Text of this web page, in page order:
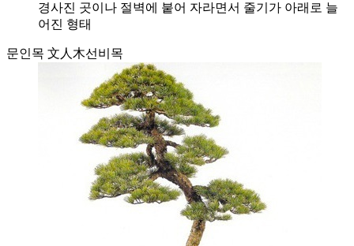
경사진 곳이나 절벽에 붙어 자라면서 줄기가 아래로 늘
어진 형태
문인목 文人木선비목